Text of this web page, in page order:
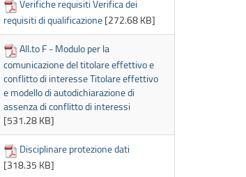
Verifiche requisiti Verifica dei
requisiti di qualificazione [272.68 KB]
All.to F - Modulo per la
comunicazione del titolare effettivo e
conflitto di interesse Titolare effettivo
e modello di autodichiarazione di
assenza di conflitto di interessi
[531.28 KB]
Disciplinare protezione dati
[318.35 KB]